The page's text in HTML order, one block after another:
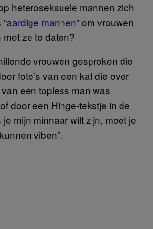
heteroseksuele mannen zich
aardige mannen” om vrouwen
met ze te daten?
vrouwen gesproken die
foto’s van een kat die over
een topless man was
door een Hinge-tekstje in de
je mijn minnaar wilt zijn, moet je
viben”.